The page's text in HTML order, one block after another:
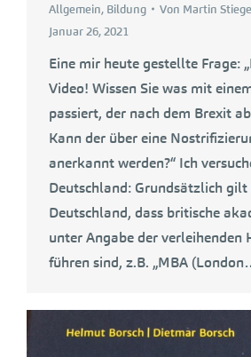
Allgemein, Bildung Von Martin
Januar 26, 2021
Eine mir heute gestellte Frage:
Video! Wissen Sie was mit
passiert, der nach dem Brexit
Kann der über eine
anerkannt werden?“ Ich
Deutschland: Grundsätzlich
Deutschland, dass britische
unter Angabe der verleihenden
führen sind, z.B. „MBA